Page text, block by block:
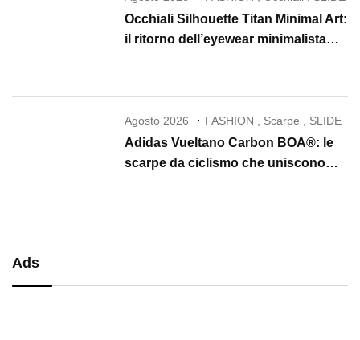
Occhiali Silhouette Titan Minimal Art:
il ritorno dell’eyewear minimalista
Agosto 2026 FASHION Scarpe SLIDE
Adidas Vueltano Carbon BOA®: le
scarpe da ciclismo che uniscono
Ads